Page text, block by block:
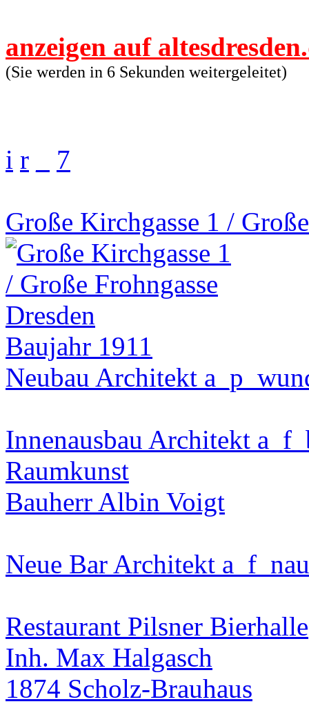
anzeigen auf
(Sie werden in 6 Sekunden weitergeleitet)
i r 7
Große Kirchgasse 1 /
Baujahr 1911
Neubau Architekt
Innenausbau Architekt
Raumkunst
Bauherr Albin Voigt
Neue Bar Architekt
Restaurant Pilsner Bierhalle
Inh. Max Halgasch
1874 Scholz-Brauhaus